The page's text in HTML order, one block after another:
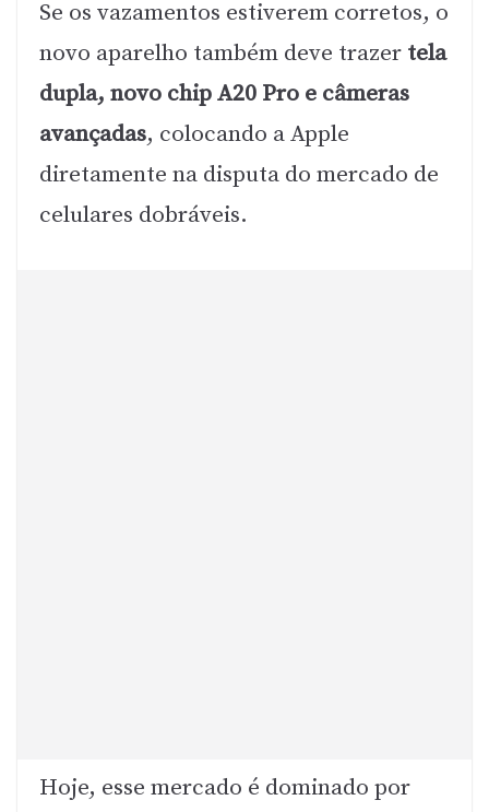
Se os vazamentos estiverem corretos, o
novo aparelho também deve trazer tela
dupla, novo chip A20 Pro e câmeras
avançadas, colocando a Apple
diretamente na disputa do mercado de
celulares dobráveis.
Hoje, esse mercado é dominado por